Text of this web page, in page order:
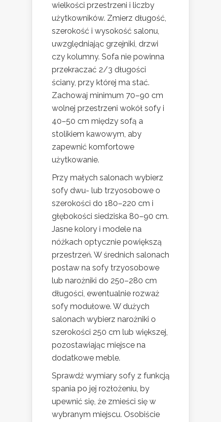
wielkości przestrzeni i liczby
użytkowników. Zmierz długość,
szerokość i wysokość salonu,
uwzględniając grzejniki, drzwi
czy kolumny. Sofa nie powinna
przekraczać 2/3 długości
ściany, przy której ma stać.
Zachowaj minimum 70–90 cm
wolnej przestrzeni wokół sofy i
40–50 cm między sofą a
stolikiem kawowym, aby
zapewnić komfortowe
użytkowanie.
Przy małych salonach wybierz
sofy dwu- lub trzyosobowe o
szerokości do 180–220 cm i
głębokości siedziska 80–90 cm.
Jasne kolory i modele na
nóżkach optycznie powiększą
przestrzeń. W średnich salonach
postaw na sofy trzyosobowe
lub narożniki do 250–280 cm
długości, ewentualnie rozważ
sofy modułowe. W dużych
salonach wybierz narożniki o
szerokości 250 cm lub większej,
pozostawiając miejsce na
dodatkowe meble.
Sprawdź wymiary sofy z funkcją
spania po jej rozłożeniu, by
upewnić się, że zmieści się w
wybranym miejscu. Osobiście